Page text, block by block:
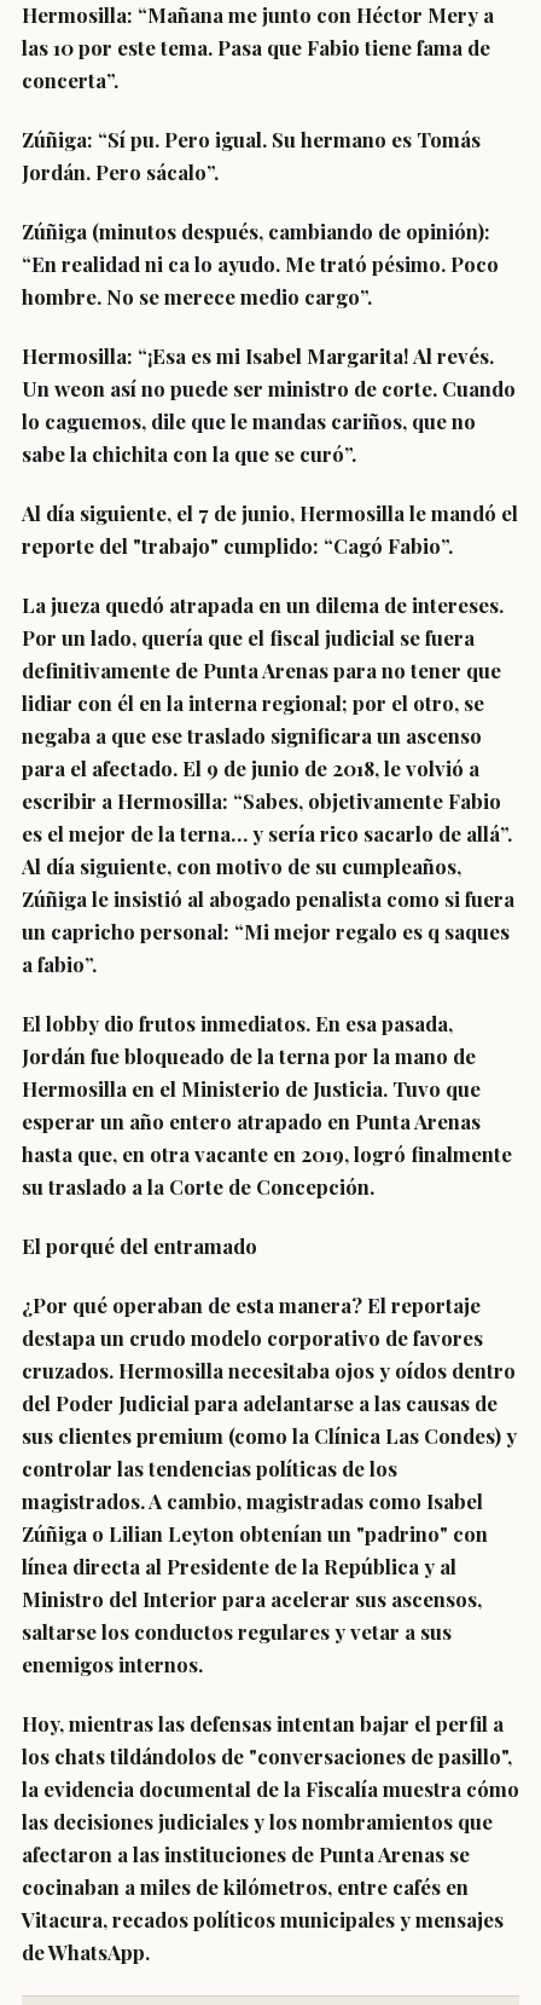
Hermosilla: “Mañana me junto con Héctor Mery a
las 10 por este tema. Pasa que Fabio tiene fama de
concerta”.
Zúñiga: “Sí pu. Pero igual. Su hermano es Tomás
Jordán. Pero sácalo”.
Zúñiga (minutos después, cambiando de opinión):
“En realidad ni ca lo ayudo. Me trató pésimo. Poco
hombre. No se merece medio cargo”.
Hermosilla: “¡Esa es mi Isabel Margarita! Al revés.
Un weon así no puede ser ministro de corte. Cuando
lo caguemos, dile que le mandas cariños, que no
sabe la chichita con la que se curó”.
Al día siguiente, el 7 de junio, Hermosilla le mandó el
reporte del "trabajo" cumplido: “Cagó Fabio”.
La jueza quedó atrapada en un dilema de intereses.
Por un lado, quería que el fiscal judicial se fuera
definitivamente de Punta Arenas para no tener que
lidiar con él en la interna regional; por el otro, se
negaba a que ese traslado significara un ascenso
para el afectado. El 9 de junio de 2018, le volvió a
escribir a Hermosilla: “Sabes, objetivamente Fabio
es el mejor de la terna… y sería rico sacarlo de allá”.
Al día siguiente, con motivo de su cumpleaños,
Zúñiga le insistió al abogado penalista como si fuera
un capricho personal: “Mi mejor regalo es q saques
a fabio”.
El lobby dio frutos inmediatos. En esa pasada,
Jordán fue bloqueado de la terna por la mano de
Hermosilla en el Ministerio de Justicia. Tuvo que
esperar un año entero atrapado en Punta Arenas
hasta que, en otra vacante en 2019, logró finalmente
su traslado a la Corte de Concepción.
El porqué del entramado
¿Por qué operaban de esta manera? El reportaje
destapa un crudo modelo corporativo de favores
cruzados. Hermosilla necesitaba ojos y oídos dentro
del Poder Judicial para adelantarse a las causas de
sus clientes premium (como la Clínica Las Condes) y
controlar las tendencias políticas de los
magistrados. A cambio, magistradas como Isabel
Zúñiga o Lilian Leyton obtenían un "padrino" con
línea directa al Presidente de la República y al
Ministro del Interior para acelerar sus ascensos,
saltarse los conductos regulares y vetar a sus
enemigos internos.
Hoy, mientras las defensas intentan bajar el perfil a
los chats tildándolos de "conversaciones de pasillo",
la evidencia documental de la Fiscalía muestra cómo
las decisiones judiciales y los nombramientos que
afectaron a las instituciones de Punta Arenas se
cocinaban a miles de kilómetros, entre cafés en
Vitacura, recados políticos municipales y mensajes
de WhatsApp.